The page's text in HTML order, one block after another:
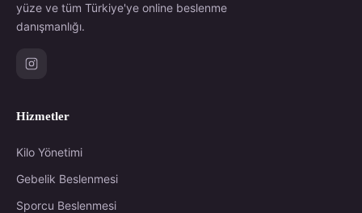
yüze ve tüm Türkiye'ye online beslenme
danışmanlığı.
Hizmetler
Kilo Yönetimi
Gebelik Beslenmesi
Sporcu Beslenmesi